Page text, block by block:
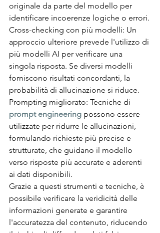
originale da parte del modello per
identificare incoerenze logiche o errori.
Cross-checking con più modelli: Un
approccio ulteriore prevede l'utilizzo di
più modelli AI per verificare una
singola risposta. Se diversi modelli
forniscono risultati concordanti, la
probabilità di allucinazione si riduce.
Prompting migliorato: Tecniche di
prompt engineering possono essere
utilizzate per ridurre le allucinazioni,
formulando richieste più precise e
strutturate, che guidano il modello
verso risposte più accurate e aderenti
ai dati disponibili.
Grazie a questi strumenti e tecniche, è
possibile verificare la veridicità delle
informazioni generate e garantire
l'accuratezza del contenuto, riducendo